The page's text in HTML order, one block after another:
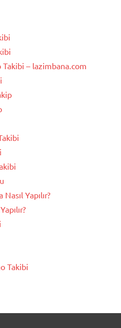
Takibi – lazimbana.com
Yapılır?
Takibi